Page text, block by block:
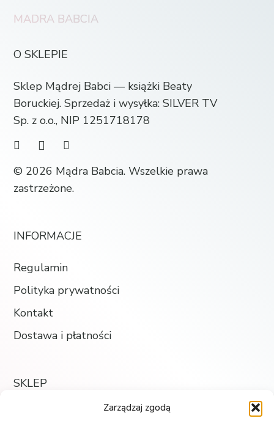
Zarządzaj zgodą
MĄDRA BABCIA
O SKLEPIE
Sklep Mądrej Babci — książki Beaty
Boruckiej. Sprzedaż i wysyłka: SILVER TV
Sp. z o.o., NIP 1251718178
© 2026 Mądra Babcia. Wszelkie prawa
zastrzeżone.
INFORMACJE
Regulamin
Polityka prywatności
Kontakt
Dostawa i płatności
SKLEP